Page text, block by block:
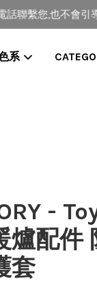
繫您,也不會引導
系
-
爐配件
套